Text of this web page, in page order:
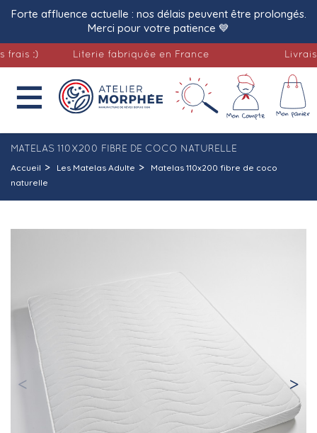
Forte affluence actuelle : nos délais peuvent être prolongés.
Merci pour votre patience 💙
:) Literie fabriquée en France Livraison

MATELAS 110X200 FIBRE DE COCO NATURELLE
Accueil Les Matelas Adulte
Matelas 110x200 fibre de coco
naturelle